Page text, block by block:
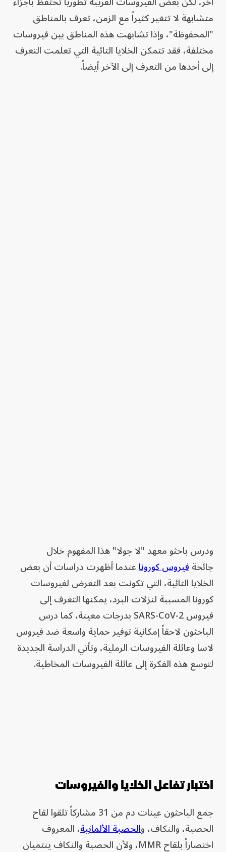
متشابهة لا تتغير كثيراً مع الزمن، تعرف بالمناطق
"المحفوظة"، وإذا تشابهت هذه المناطق بين فيروسات
مختلفة، فقد تتمكن الخلايا التائية التي تعلمت التعرف
إلى أحدها من التعرف إلى الآخر أيضاً.
ودرس باحثو معهد "لا جولا" هذا المفهوم خلال
جائحةفيروس كوروناعندما أظهرت دراسات أن بعض
الخلايا التائية، التي تكونت بعد التعرض لفيروسات
كورونا المسببة لنزلات البرد، يمكنها التعرف إلى
فيروس SARS-CoV-2 بدرجات معينة، كما درس
الباحثون لاحقاً إمكانية توفير حماية واسعة ضد فيروس
لاسا وعائلة الفيروسات الرملية، وتأتي الدراسة الجديدة
لتوسع هذه الفكرة إلى عائلة الفيروسات المخاطية.
اختبار تفاعل الخلايا والفيروسات
جمع الباحثون عينات دم من 31 مشاركاً تلقوا لقاح
الحصبة، والنكاف، والحصبة الألمانية، المعروف
اختصاراً بلقاح MMR، ولأن الحصبة والنكاف ينتميان